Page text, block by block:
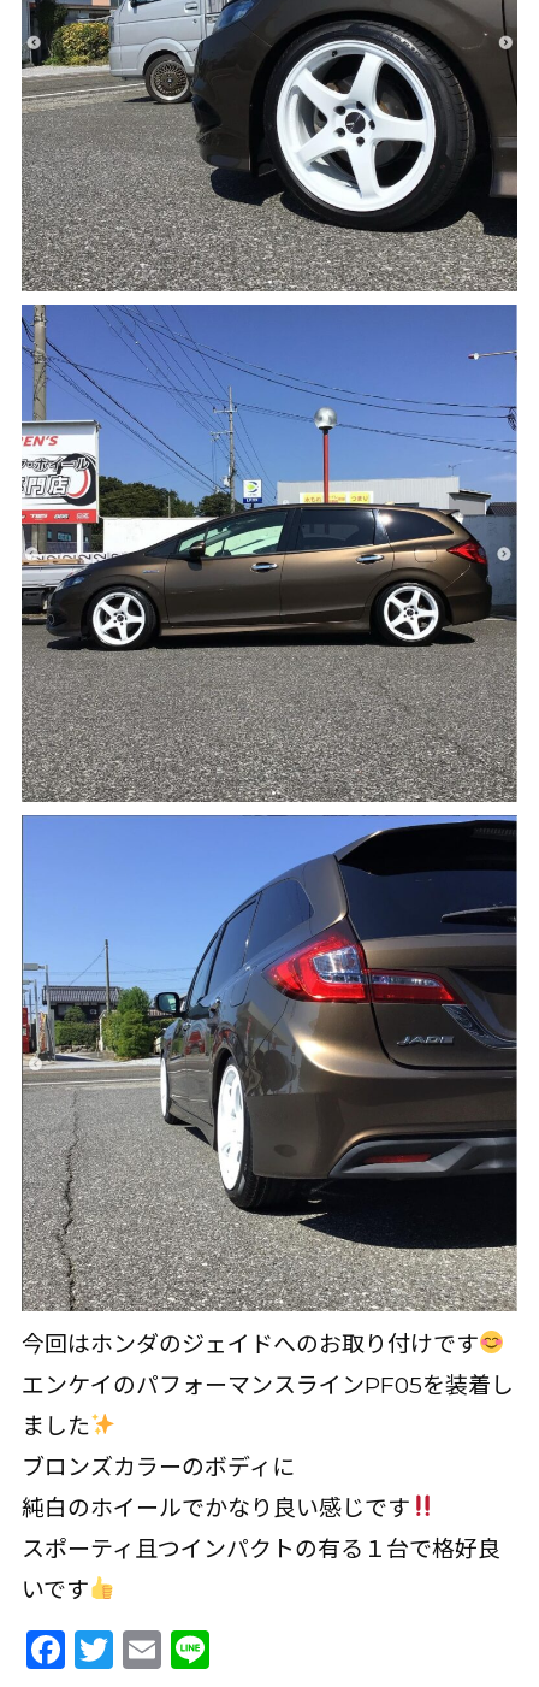
今回はホンダのジェイドへのお取り付けです
エンケイのパフォーマンスラインPF05を装着し
ました
ブロンズカラーのボディに
純白のホイールでかなり良い感じです
スポーティ且つインパクトの有る１台で格好良
いです
Facebook
Twitter
Email
Line